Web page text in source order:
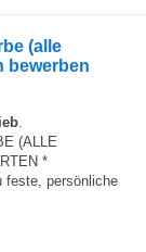
(alle
bewerben
.
(ALLE
*
feste, persönliche